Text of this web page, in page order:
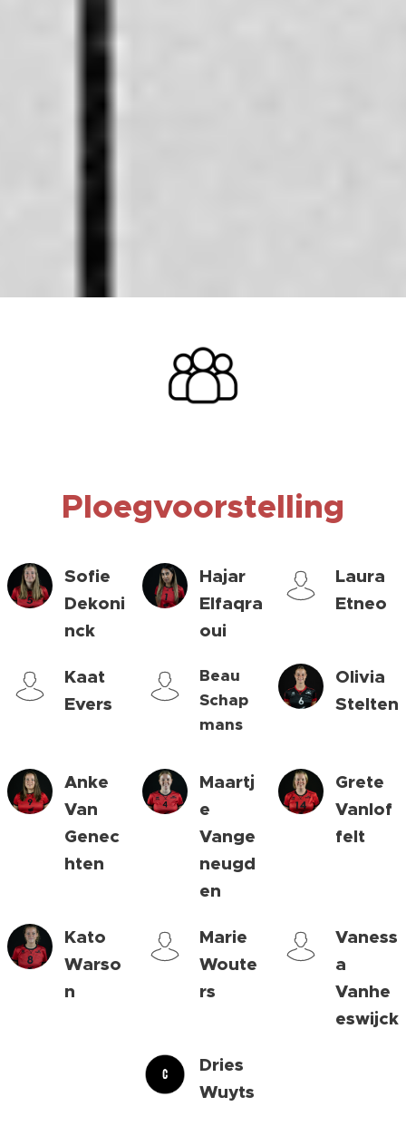
Ploegvoorstelling
Sofie
Dekoni
nck
Hajar
Elfaqra
oui
Laura
Etneo
Kaat
Evers
Beau
Schap
mans
Olivia
Stelten
Anke
Van
Genec
hten
Maartj
e
Vange
neugd
en
Grete
Vanlof
felt
Kato
Warso
n
Marie
Woute
rs
Vaness
a
Vanhe
eswijck
Dries
Wuyts